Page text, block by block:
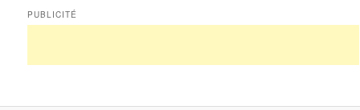
PUBLICITÉ